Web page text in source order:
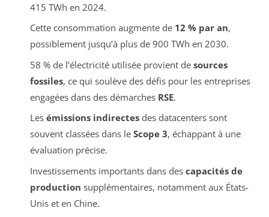
415 TWh en 2024.
Cette consommation augmente de 12 % par an,
possiblement jusqu’à plus de 900 TWh en 2030.
58 % de l’électricité utilisée provient de sources
fossiles, ce qui soulève des défis pour les entreprises
engagées dans des démarches RSE.
Les émissions indirectesdes datacenters sont
souvent classées dans le Scope 3, échappant à une
évaluation précise.
Investissements importants dans des capacités de
production supplémentaires, notamment aux États-
Unis et en Chine.